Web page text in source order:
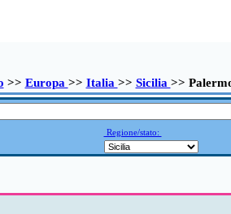
>> Europa >> Italia >> Sicilia >>
Regione/stato: